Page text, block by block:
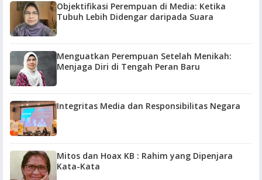
Objektifikasi Perempuan di Media: Ketika
Tubuh Lebih Didengar daripada Suara
Menguatkan Perempuan Setelah Menikah:
Menjaga Diri di Tengah Peran Baru
Integritas Media dan Responsibilitas Negara
Mitos dan Hoax KB : Rahim yang Dipenjara
Kata-Kata